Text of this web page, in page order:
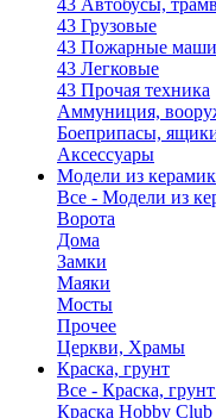
43 Автобусы,
43 Грузовые
43 Пожарные
43 Легковые
43 Прочая техника
Аммуниция,
Боеприпасы,
Аксессуары
Модели из
Все - Модели из
Ворота
Дома
Замки
Маяки
Мосты
Прочее
Церкви, Храмы
Краска, грунт
Все - Краска, грунт
Краска Hobby